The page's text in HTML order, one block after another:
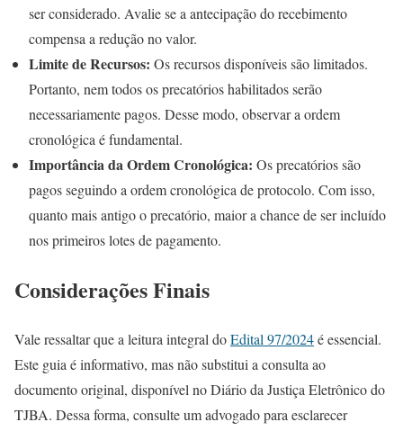
ser considerado. Avalie se a antecipação do recebimento
compensa a redução no valor.
Limite de Recursos: Os recursos disponíveis são limitados.
Portanto, nem todos os precatórios habilitados serão
necessariamente pagos. Desse modo, observar a ordem
cronológica é fundamental.
Importância da Ordem Cronológica: Os precatórios são
pagos seguindo a ordem cronológica de protocolo. Com isso,
quanto mais antigo o precatório, maior a chance de ser incluído
nos primeiros lotes de pagamento.
Considerações Finais
Vale ressaltar que a leitura integral doEdital 97/2024é essencial.
Este guia é informativo, mas não substitui a consulta ao
documento original, disponível no Diário da Justiça Eletrônico do
TJBA. Dessa forma, consulte um advogado para esclarecer